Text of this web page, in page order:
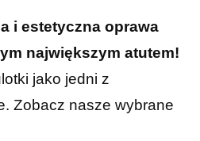
i estetyczna oprawa
największym atutem!
jako jedni z
Zobacz nasze wybrane